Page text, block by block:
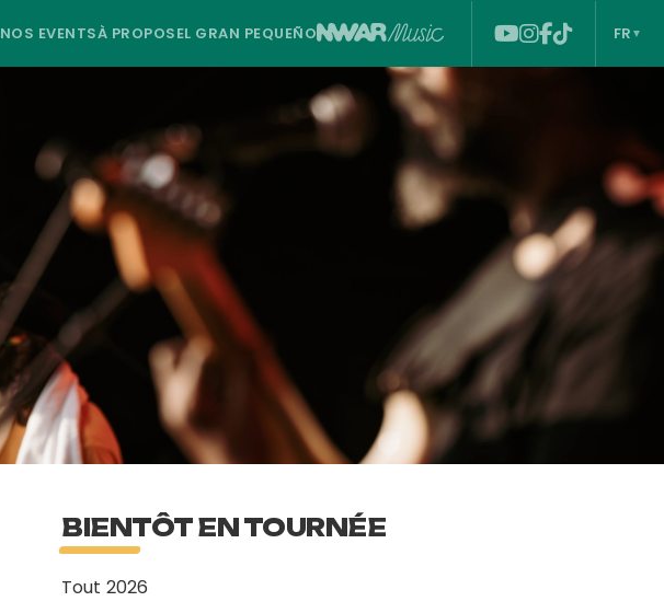
NOS EVENTSÀ PROPOSEL GRAN PEQUEÑO FR
BIENTÔT EN TOURNÉE
Tout 2026